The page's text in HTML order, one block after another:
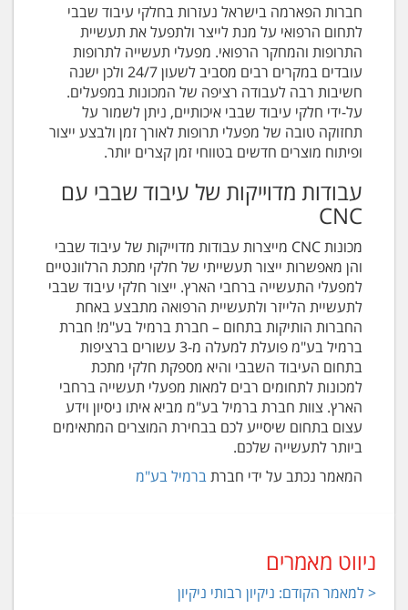
חברות הפארמה בישראל נעזרות בחלקי עיבוד שבבי
לתחום הרפואי על מנת לייצר ולתפעל את תעשיית
התרופות והמחקר הרפואי. מפעלי תעשייה לתרופות
עובדים במקרים רבים מסביב לשעון 24/7 ולכן ישנה
חשיבות רבה לעבודה רציפה של המכונות במפעלים.
על-ידי חלקי עיבוד שבבי איכותיים, ניתן לשמור על
תחזוקה טובה של מפעלי תרופות לאורך זמן ולבצע ייצור
ופיתוח מוצרים חדשים בטווחי זמן קצרים יותר.
עבודות מדוייקות של עיבוד שבבי עם
CNC
מכונות CNC מייצרות עבודות מדוייקות של עיבוד שבבי
והן מאפשרות ייצור תעשייתי של חלקי מתכת הרלוונטיים
למפעלי התעשייה ברחבי הארץ. ייצור חלקי עיבוד שבבי
לתעשיית הלייזר ולתעשיית הרפואה מתבצע באחת
החברות הותיקות בתחום – חברת ברמיל בע"מ! חברת
ברמיל בע"מ פועלת למעלה מ-3 עשורים ברציפות
בתחום העיבוד השבבי והיא מספקת חלקי מתכת
למכונות לתחומים רבים למאות מפעלי תעשייה ברחבי
הארץ. צוות חברת ברמיל בע"מ מביא איתו ניסיון וידע
עצום בתחום שיסייע לכם בבחירת המוצרים המתאימים
ביותר לתעשייה שלכם.
המאמר נכתב על ידי חברתברמיל בע"מ
ניווט מאמרים
< למאמר הקודם: ניקיון רבותי ניקיון